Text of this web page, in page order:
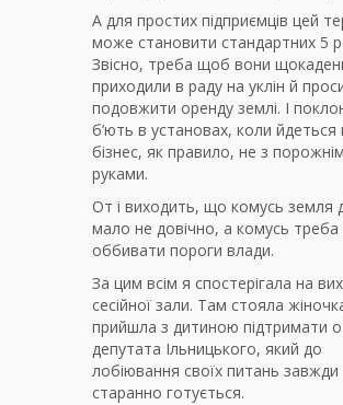
А для простих підприємців цей
може становити стандартних 5
Звісно, треба щоб вони
приходили в раду на уклін й
подовжити оренду землі. І
б’ють в установах, коли йдеться
бізнес, як правило, не з
руками.
От і виходить, що комусь земля
мало не довічно, а комусь треба
оббивати пороги влади.
За цим всім я спостерігала на
сесійної зали. Там стояла
прийшла з дитиною підтримати
депутата Ільницького, який до
лобіювання своїх питань завжди
старанно готується.